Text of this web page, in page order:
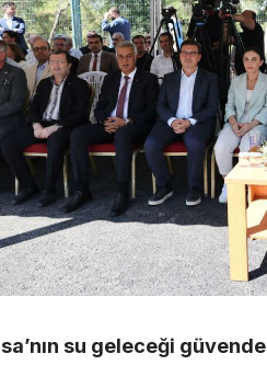
su geleceği güvende